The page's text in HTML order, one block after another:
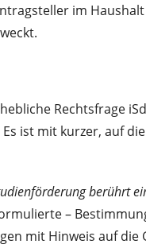
im
Rechtsfrage iSd
ist mit kurzer, auf
berührt
–
mit Hinweis auf die